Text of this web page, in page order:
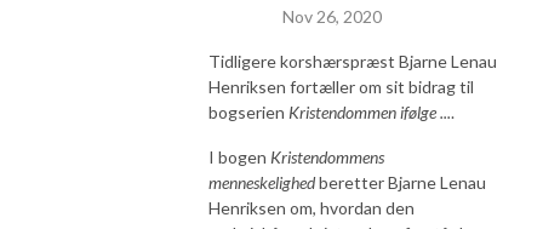
Nov 26, 2020
Tidligere korshærspræst Bjarne Lenau
Henriksen fortæller om sit bidrag til
bogserien Kristendommen ifølge ....
I bogen Kristendommens
menneskelighedberetter Bjarne Lenau
Henriksen om, hvordan den